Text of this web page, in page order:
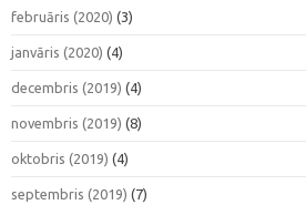
februāris (2020) (3)
janvāris (2020) (4)
decembris (2019) (4)
novembris (2019) (8)
oktobris (2019) (4)
septembris (2019) (7)